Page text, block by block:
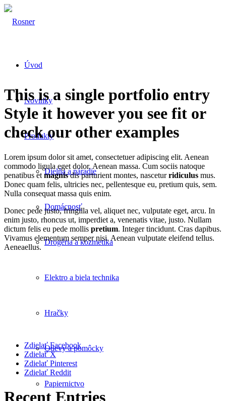
Úvod
Novinky
Produkty
Dielňa a náradie
Domácnosť
Drogéria a kozmetika
Elektro a biela technika
Hračky
Odevy a pomôcky
Papiernictvo
This is a single portfolio entry
Style it however you see fit or
check our other examples
Lorem ipsum dolor sit amet, consectetuer adipiscing elit. Aenean
commodo ligula eget dolor. Aenean massa. Cum sociis natoque
penatibus et magnisdis parturient montes, nasceturridiculus mus.
Donec quam felis, ultricies nec, pellentesque eu, pretium quis, sem.
Nulla consequat massa quis enim.
Donec pede justo, fringilla vel, aliquet nec, vulputate eget, arcu. In
enim justo, rhoncus ut, imperdiet a, venenatis vitae, justo. Nullam
dictum felis eu pede mollis pretium. Integer tincidunt. Cras dapibus.
Vivamus elementum semper nisi. Aenean vulputate eleifend tellus.
Aeneaellus.
Zdielať Facebook
Zdielať X
Zdielať Pinterest
Zdielať Reddit
Recent Entries